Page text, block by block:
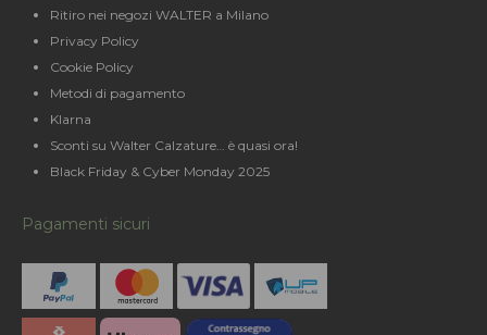
Ritiro nei negozi WALTER a Milano
Privacy Policy
Cookie Policy
Metodi di pagamento
Klarna
Sconti su Walter Calzature… è quasi ora!
Black Friday & Cyber Monday 2025
Pagamenti sicuri